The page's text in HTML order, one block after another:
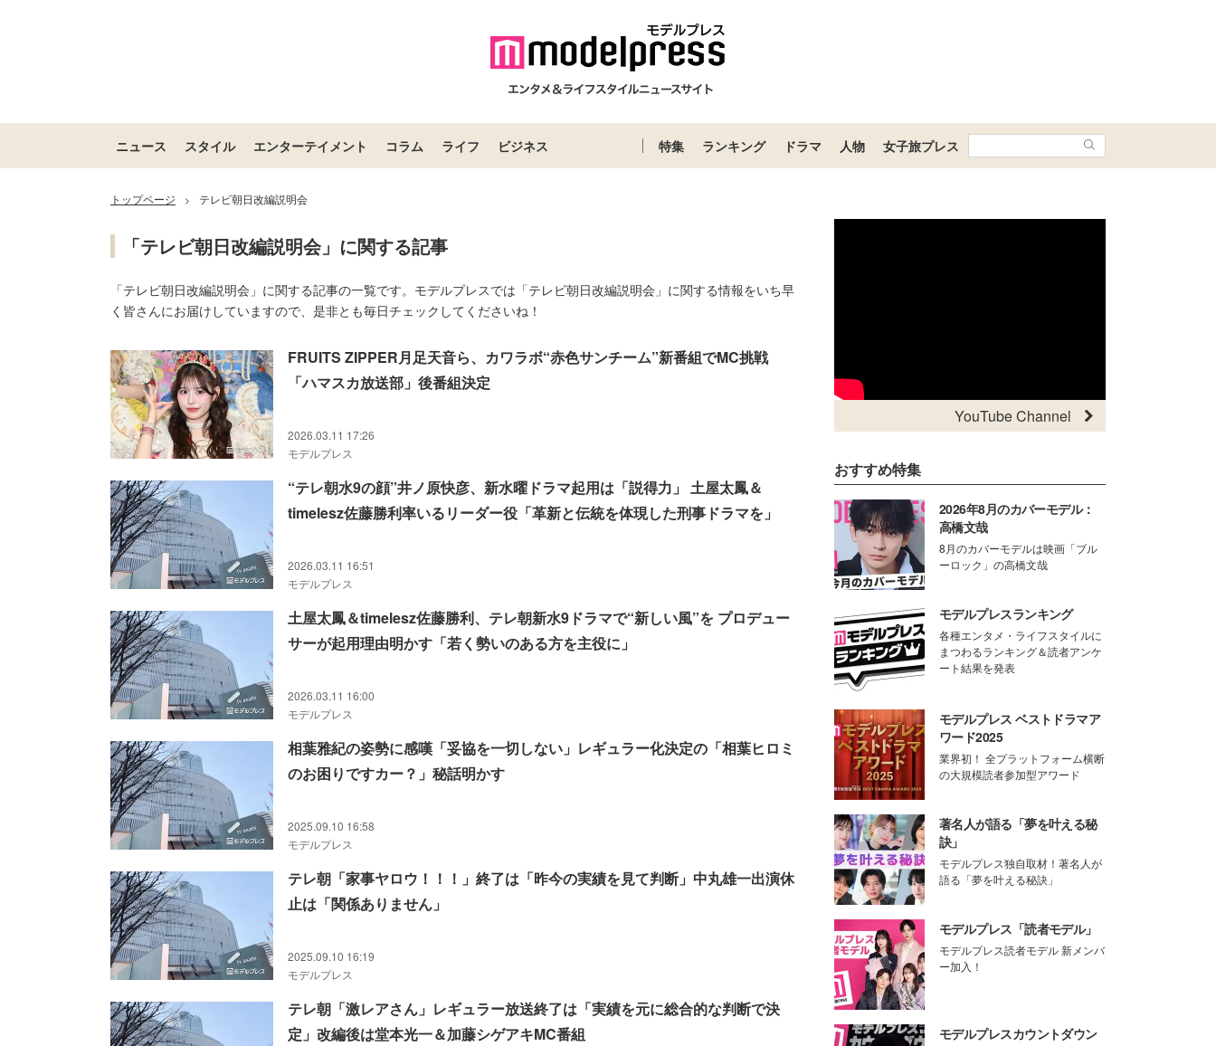
ニュース スタイル エンターテイメント コラム ライフ ビジネス 特集 ランキング ドラマ 人物 女子旅プレス
トップページ > テレビ朝日改編説明会
「テレビ朝日改編説明会」に関する記事
「テレビ朝日改編説明会」に関する記事の一覧です。モデルプレスでは「テレビ朝日改編説明会」に関する情報をいち早
く皆さんにお届けしていますので、是非とも毎日チェックしてくださいね！
FRUITS ZIPPER月足天音ら、カワラボ“赤色サンチーム”新番組でMC挑戦
「ハマスカ放送部」後番組決定
2026.03.11 17:26
モデルプレス
“テレ朝水9の顔”井ノ原快彦、新水曜ドラマ起用は「説得力」 土屋太鳳＆
timelesz佐藤勝利率いるリーダー役「革新と伝統を体現した刑事ドラマを」
2026.03.11 16:51
モデルプレス
土屋太鳳＆timelesz佐藤勝利、テレ朝新水9ドラマで“新しい風”を プロデュー
サーが起用理由明かす「若く勢いのある方を主役に」
2026.03.11 16:00
モデルプレス
相葉雅紀の姿勢に感嘆「妥協を一切しない」レギュラー化決定の「相葉ヒロミ
のお困りですカー？」秘話明かす
2025.09.10 16:58
モデルプレス
テレ朝「家事ヤロウ！！！」終了は「昨今の実績を見て判断」中丸雄一出演休
止は「関係ありません」
2025.09.10 16:19
モデルプレス
テレ朝「激レアさん」レギュラー放送終了は「実績を元に総合的な判断で決
定」改編後は堂本光一＆加藤シゲアキMC番組
YouTube Channel
おすすめ特集
2026年8月のカバーモデル：
高橋文哉
8月のカバーモデルは映画「ブル
ーロック」の高橋文哉
モデルプレスランキング
各種エンタメ・ライフスタイルに
まつわるランキング＆読者アンケ
ート結果を発表
モデルプレス ベストドラマア
ワード2025
業界初！ 全プラットフォーム横断
の大規模読者参加型アワード
著名人が語る「夢を叶える秘
訣」
モデルプレス独自取材！著名人が
語る「夢を叶える秘訣」
モデルプレス「読者モデル」
モデルプレス読者モデル 新メンバ
ー加入！
モデルプレスカウントダウン